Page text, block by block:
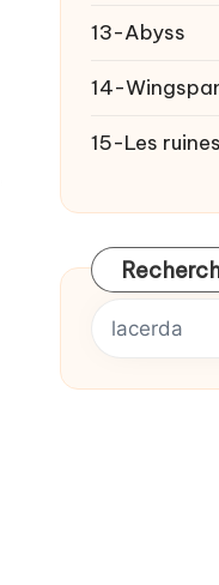
13-Abyss
14-
15-Les